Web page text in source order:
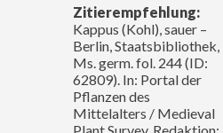
Zitierempfehlung:
Kappus (Kohl), sauer –
Berlin, Staatsbibliothek,
Ms. germ. fol. 244 (ID:
62809). In: Portal der
Pflanzen des
Mittelalters / Medieval